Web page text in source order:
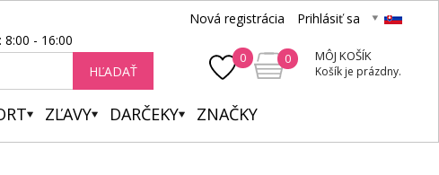
Nová registrácia Prihlásiť sa
0 0 MÔJ KOŠÍK
Košík je prázdny.
- 16:00
HĽADAŤ
ZĽAVY DARČEKY ZNAČKY